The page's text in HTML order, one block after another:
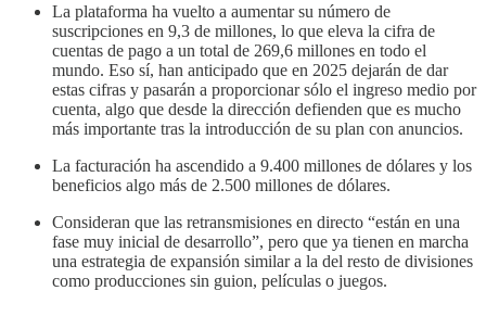
La plataforma ha vuelto a aumentar su número de
suscripciones en 9,3 de millones, lo que eleva la cifra de
cuentas de pago a un total de 269,6 millones en todo el
mundo. Eso sí, han anticipado que en 2025 dejarán de dar
estas cifras y pasarán a proporcionar sólo el ingreso medio por
cuenta, algo que desde la dirección defienden que es mucho
más importante tras la introducción de su plan con anuncios.
La facturación ha ascendido a 9.400 millones de dólares y los
beneficios algo más de 2.500 millones de dólares.
Consideran que las retransmisiones en directo “están en una
fase muy inicial de desarrollo”, pero que ya tienen en marcha
una estrategia de expansión similar a la del resto de divisiones
como producciones sin guion, películas o juegos.